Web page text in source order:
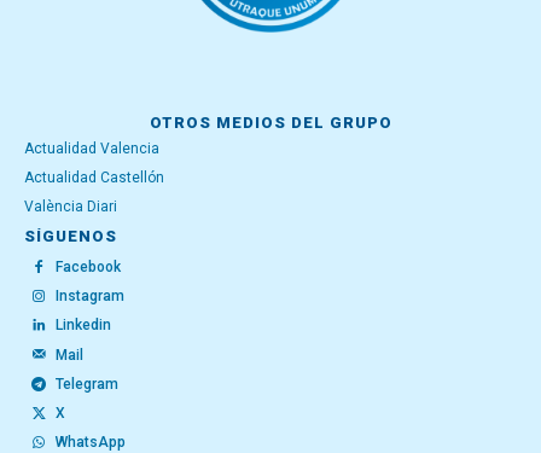
OTROS MEDIOS DEL GRUPO
Actualidad Valencia
Actualidad Castellón
València Diari
SÍGUENOS
Facebook
Instagram
Linkedin
Mail
Telegram
X
WhatsApp